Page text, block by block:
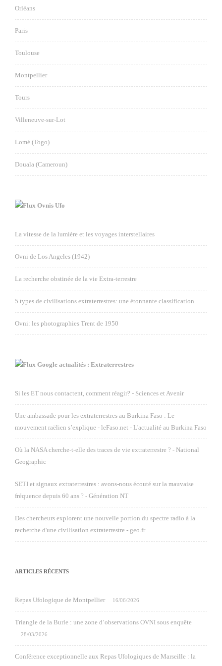
Orléans
Paris
Toulouse
Montpellier
Tours
Villeneuve-sur-Lot
Lomé (Togo)
Douala (Cameroun)
Ovnis Ufo
La vitesse de la lumière et les voyages interstellaires
Ovni de Los Angeles (1942)
La recherche obstinée de la vie Extra-terrestre
5 types de civilisations extraterrestres: une étonnante classification
Ovni: les photographies Trent de 1950
Google actualités : Extraterrestres
Si les ET nous contactent, comment réagir? - Sciences et Avenir
Une ambassade pour les extraterrestres au Burkina Faso : Le
mouvement raëlien s’explique - leFaso.net - L'actualité au Burkina Faso
Où la NASA cherche-t-elle des traces de vie extraterrestre ? - National
Geographic
SETI et signaux extraterrestres : avons-nous écouté sur la mauvaise
fréquence depuis 60 ans ? - Génération NT
Des chercheurs explorent une nouvelle portion du spectre radio à la
recherche d'une civilisation extraterrestre - geo.fr
ARTICLES RÉCENTS
Repas Ufologique de Montpellier 16/06/2026
Triangle de la Burle : une zone d’observations OVNI sous enquête
28/03/2026
Conférence exceptionnelle aux Repas Ufologiques de Marseille : la